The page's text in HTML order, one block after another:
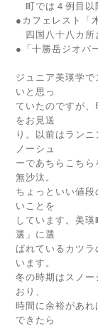
町では４例目以
●カフェレスト「
四国八十八カ所
●「十勝岳ジオパ
ジュニア美瑛学
いと思っ
ていたのですが
をお見送
り。以前はラン
ノーシュ
ーであちらこち
無沙汰。
ちょっといい値
いことを
しています。美
選」に選
ばれているカツ
います。
冬の時期はスノ
おり、
時間に余裕があ
できたら